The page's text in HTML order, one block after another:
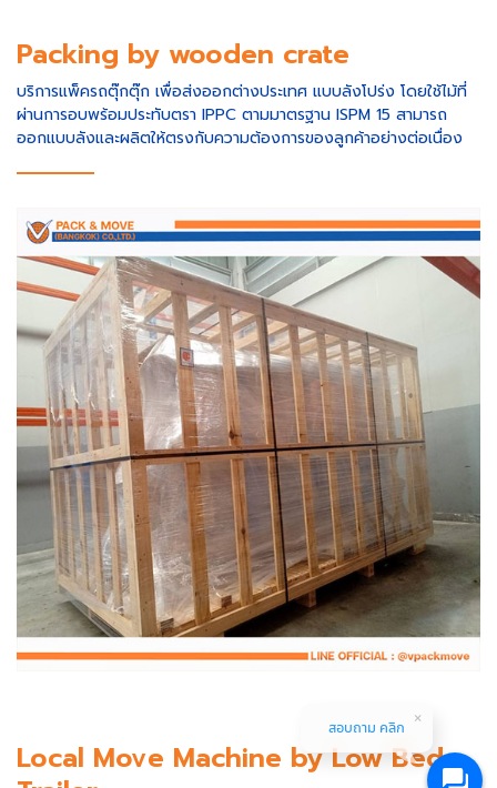
Packing by wooden crate
บริการแพ็ครถตุ๊กตุ๊ก เพื่อส่งออกต่างประเทศ แบบลังโปร่ง โดยใช้ไม้ที่
ผ่านการอบพร้อมประทับตรา IPPC ตามมาตรฐาน ISPM 15 สามารถ
ออกแบบลังและผลิตให้ตรงกับความต้องการของลูกค้าอย่างต่อเนื่อง
Local Move Machine by Low Bed
สอบถาม คลิก